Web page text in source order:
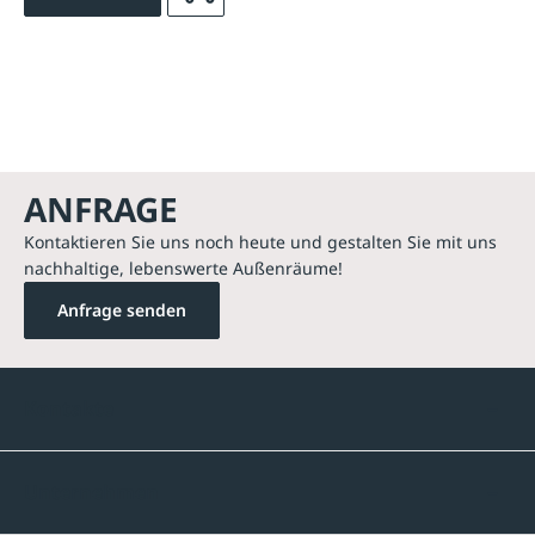
ANFRAGE
Kontaktieren Sie uns noch heute und gestalten Sie mit uns
nachhaltige, lebenswerte Außenräume!
Anfrage senden